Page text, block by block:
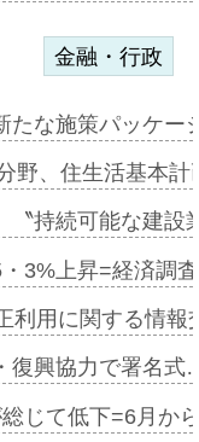
金融・行政
たな施策パッケ
野、住生活基本
〝持続可能な建
3%上昇=経済調
利用に関する情
復興協力で署名
じて低下=6月か